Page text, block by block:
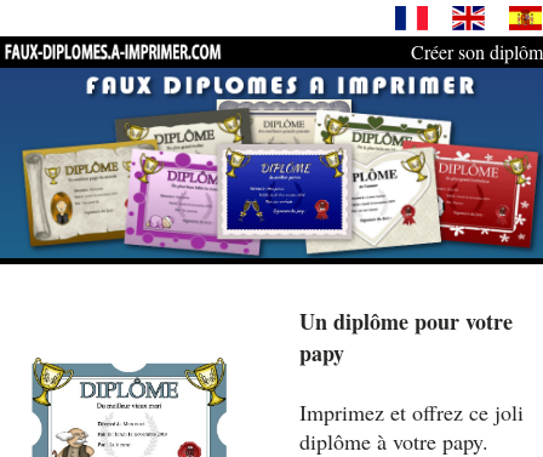
Créer son
Un diplôme pour votre
papy
Imprimez et offrez ce joli
diplôme à votre papy.